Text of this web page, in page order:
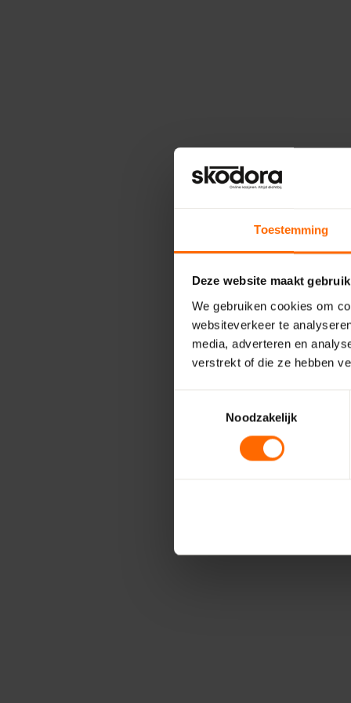
Toestemming
Deze website maakt
We gebruiken cookies om
websiteverkeer te
media, adverteren en
verstrekt of die ze hebben
Noodzakelijk